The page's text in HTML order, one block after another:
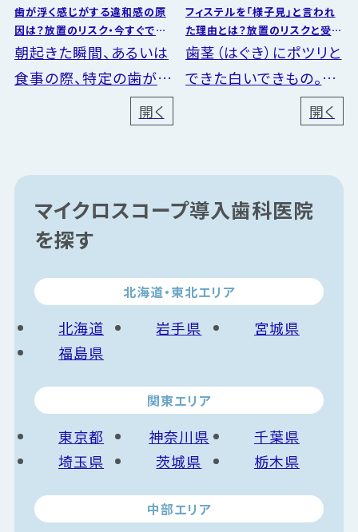
歯が浮く感じがする違和感の原
因は？放置のリスク・今すぐでき
る対処法
朝起きた瞬間、あるいは
食事の際、特定の歯が
「浮いている」ように感じ
たことはないでしょう
に起こるジワジワとした
不快な響きや、何とも言
えない違...
開く
フィステルを「様子見」と言われ
た理由とは？放置のリスクと受診
の目安
歯茎（はぐき）にポツリと
できた白いできもの。歯
科医院を受診して「フィ
ステル（瘻孔：ろうこう）」
らく様子を見ましょう」と
経過観察になるケー
開く
マイクロスコープ導入歯科医院
を探す
北海道・東北エリア
北海道 岩手県
宮城県
福島県
関東エリア
東京都 神奈川県
千葉県
埼玉県
茨城県 栃木県
中部エリア